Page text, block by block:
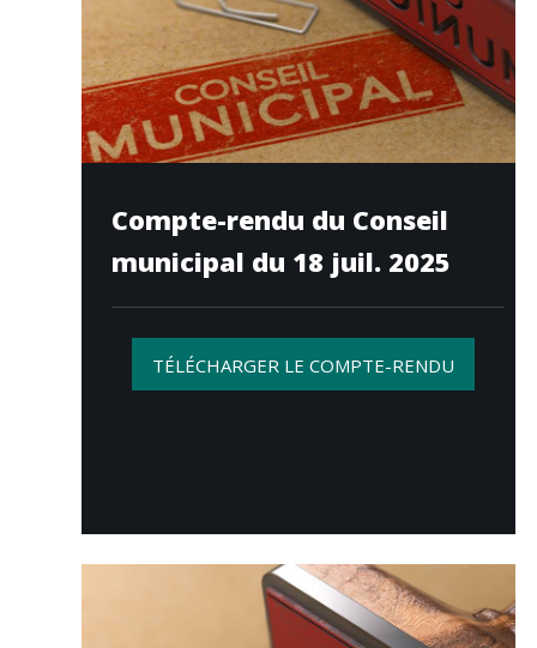
Compte-rendu du Conseil
municipal du 18 juil. 2025
TÉLÉCHARGER LE COMPTE-RENDU